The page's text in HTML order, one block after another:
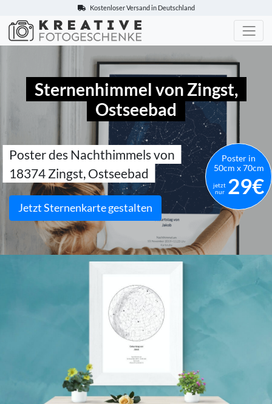
Kostenloser Versand in Deutschland
Kreative-Fotogeschenke.de
Sternenhimmel von Zingst,
Ostseebad
Poster des Nachthimmels von
18374 Zingst, Ostseebad
Jetzt Sternenkarte gestalten
Poster in
50cm x 70cm
jetzt
nur 29€